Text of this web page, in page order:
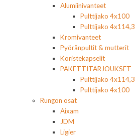
Alumiinivanteet
Pulttijako 4x100
Pulttijako 4x114,3
Kromivanteet
Pyöränpultit & mutterit
Koristekapselit
PAKETTITARJOUKSET
Pulttijako 4x114,3
Pulttijako 4x100
Rungon osat
Aixam
JDM
Ligier